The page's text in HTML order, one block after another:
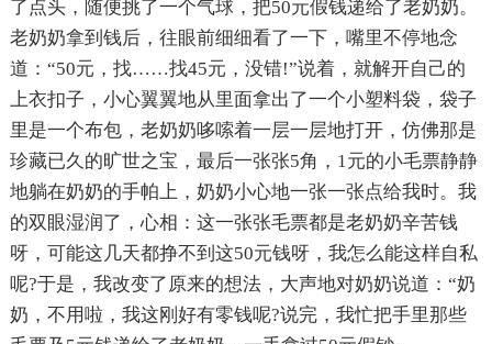
了点头，随便挑了一个气球，把50元假钱递给了老奶奶。
老奶奶拿到钱后，往眼前细细看了一下，嘴里不停地念
道：“50元，找……找45元，没错!”说着，就解开自己的
上衣扣子，小心翼翼地从里面拿出了一个小塑料袋，袋子
里是一个布包，老奶奶哆嗦着一层一层地打开，仿佛那是
珍藏已久的旷世之宝，最后一张张5角，1元的小毛票静静
地躺在奶奶的手帕上，奶奶小心地一张一张点给我时。我
的双眼湿润了，心相：这一张张毛票都是老奶奶辛苦钱
呀，可能这几天都挣不到这50元钱呀，我怎么能这样自私
呢?于是，我改变了原来的想法，大声地对奶奶说道：“奶
奶，不用啦，我这刚好有零钱呢?说完，我忙把手里那些